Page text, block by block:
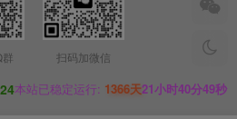
扫码加微信
本站已稳定运行: 1366天21小时40分49秒